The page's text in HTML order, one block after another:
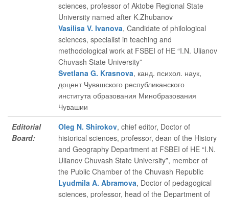
sciences, professor of Aktobe Regional State
University named after K.Zhubanov
Vasilisa V. Ivanova, Candidate of philological
sciences, specialist in teaching and
methodological work at FSBEI of HE “I.N. Ulianov
Chuvash State University”
Svetlana G. Krasnova, канд. психол. наук,
доцент Чувашского республиканского
института образования Минобразования
Чувашии
Editorial
Board:
Oleg N. Shirokov, chief editor, Doctor of
historical sciences, professor, dean of the History
and Geography Department at FSBEI of HE “I.N.
Ulianov Chuvash State University”, member of
the Public Chamber of the Chuvash Republic
Lyudmila A. Abramova, Doctor of pedagogical
sciences, professor, head of the Department of